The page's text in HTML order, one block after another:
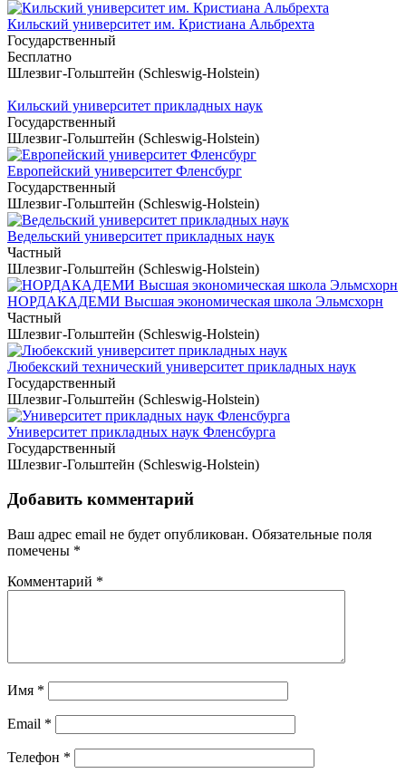
Кильский университет им. Кристиана Альбрехта
Государственный
Бесплатно
Шлезвиг-Гольштейн (Schleswig-Holstein)
Кильский университет прикладных наук
Государственный
Шлезвиг-Гольштейн (Schleswig-Holstein)
Европейский университет Фленсбург
Государственный
Шлезвиг-Гольштейн (Schleswig-Holstein)
Ведельский университет прикладных наук
Частный
Шлезвиг-Гольштейн (Schleswig-Holstein)
НОРДАКАДЕМИ Высшая экономическая школа Эльмсхорн
Частный
Шлезвиг-Гольштейн (Schleswig-Holstein)
Любекский технический университет прикладных наук
Государственный
Шлезвиг-Гольштейн (Schleswig-Holstein)
Университет прикладных наук Фленсбурга
Государственный
Шлезвиг-Гольштейн (Schleswig-Holstein)
Добавить комментарий
Ваш адрес email не будет опубликован. Обязательные поля
помечены *
Комментарий *
Имя *
Email *
Телефон *